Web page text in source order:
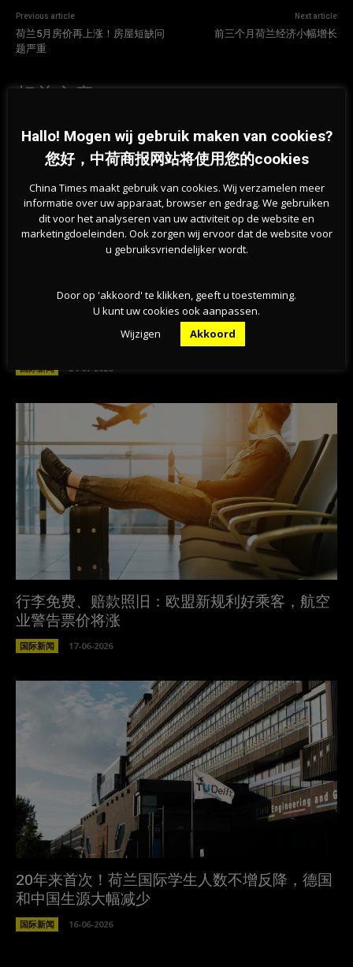
Previous article
荷兰5月房价再上涨！房屋短缺问
题严重
Next article
前三个月荷兰经济小幅增长
相关文章
格罗宁根、海牙、鹿特丹将迎巴黎直达列车，
Arriva提交新线路计划
国际新闻 24-07-2026
行李免费、赔款照旧：欧盟新规利好乘客，航空
业警告票价将涨
国际新闻 17-06-2026
20年来首次！荷兰国际学生人数不增反降，德国
和中国生源大幅减少
国际新闻 16-06-2026
Hallo! Mogen wij gebruik maken van cookies?
您好，中荷商报网站将使用您的cookies
China Times maakt gebruik van cookies. Wij verzamelen meer
informatie over uw apparaat, browser en gedrag. We gebruiken
dit voor het analyseren van uw activiteit op de website en
marketingdoeleinden. Ook zorgen wij ervoor dat de website voor
u gebruiksvriendelijker wordt.
Door op 'akkoord' te klikken, geeft u toestemming.
U kunt uw cookies ook aanpassen.
Wijzigen
Akkoord